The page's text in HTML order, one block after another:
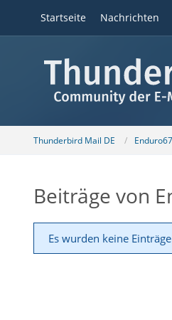
Startseite Nachrichten
Thunderbird Mail DE Enduro67
Beiträge von
Es wurden keine